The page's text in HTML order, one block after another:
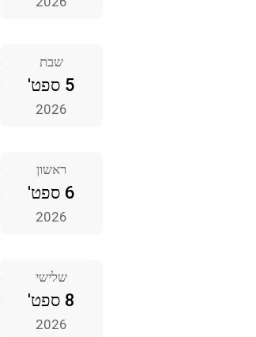
שבת
5 ספט'
2026
ראשון
6 ספט'
2026
שלישי
8 ספט'
2026